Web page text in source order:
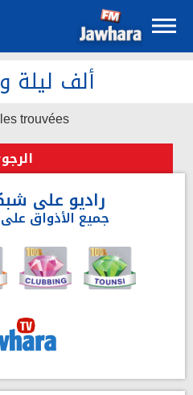
ألف ليلة
trouvées
راديو على
جميع الأذواق